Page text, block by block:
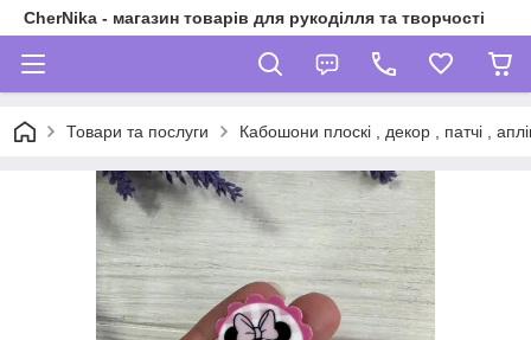
CherNika - магазин товарів для рукоділля та творчості
Товари та послуги Кабошони плоскі , декор , патчі ,